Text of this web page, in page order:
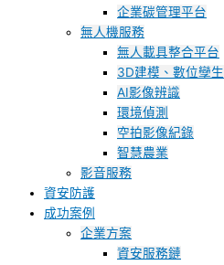
企業碳管理平台
無人機服務
無人載具整合平台
3D建模、數位孿生
AI影像辨識
環境偵測
空拍影像紀錄
智慧農業
影音服務
資安防護
成功案例
企業方案
資安服務鏈